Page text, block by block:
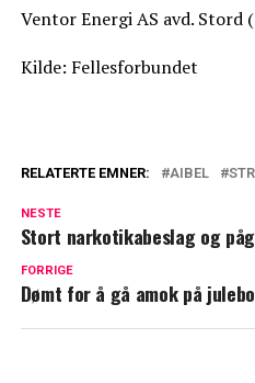
Ventor Energi AS avd. Stord
Kilde: Fellesforbundet
RELATERTE EMNER: AIBEL
NESTE
Stort narkotikabeslag og
FORRIGE
Dømt for å gå amok på